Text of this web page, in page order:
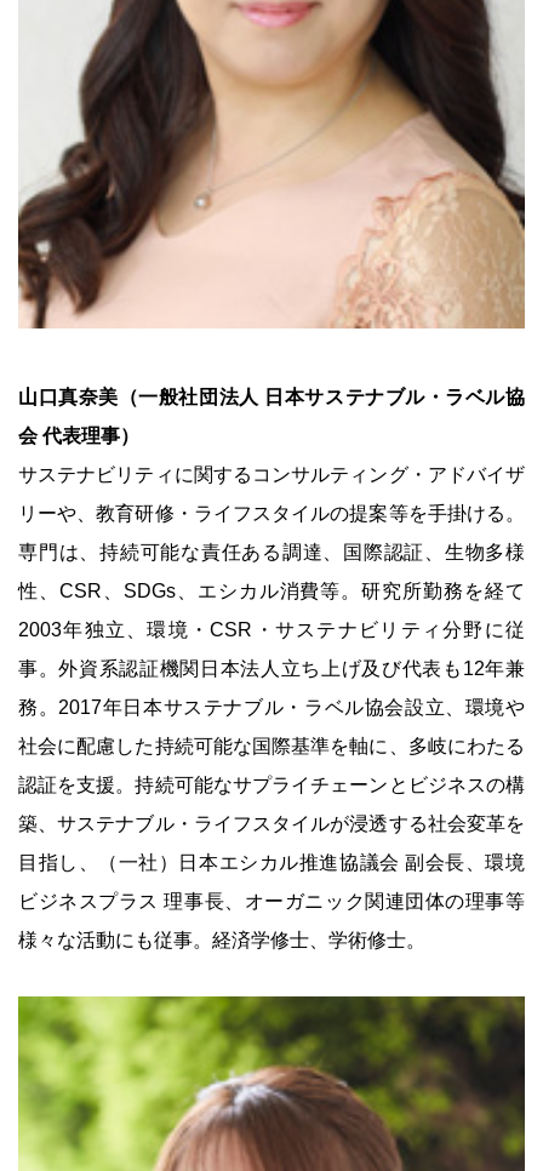
山口真奈美（一般社団法人 日本サステナブル・ラベル協
会 代表理事）
サステナビリティに関するコンサルティング・アドバイザ
リーや、教育研修・ライフスタイルの提案等を手掛ける。
専門は、持続可能な責任ある調達、国際認証、生物多様
性、CSR、SDGs、エシカル消費等。研究所勤務を経て
2003年独立、環境・CSR・サステナビリティ分野に従
事。外資系認証機関日本法人立ち上げ及び代表も12年兼
務。2017年日本サステナブル・ラベル協会設立、環境や
社会に配慮した持続可能な国際基準を軸に、多岐にわたる
認証を支援。持続可能なサプライチェーンとビジネスの構
築、サステナブル・ライフスタイルが浸透する社会変革を
目指し、（一社）日本エシカル推進協議会 副会長、環境
ビジネスプラス 理事長、オーガニック関連団体の理事等
様々な活動にも従事。経済学修士、学術修士。